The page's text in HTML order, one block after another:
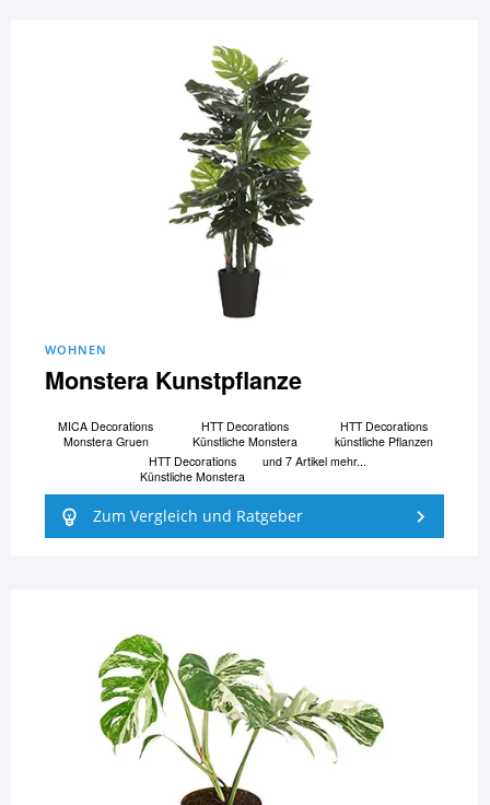
WOHNEN
Monstera Kunstpflanze
MICA Decorations
Monstera Gruen
HTT Decorations
Künstliche Monstera
HTT Decorations
künstliche Pflanzen
HTT Decorations
Künstliche Monstera
und 7 Artikel mehr...
Zum Vergleich und Ratgeber